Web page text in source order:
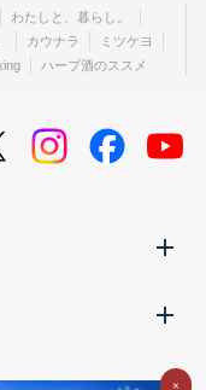
わたしと、暮らし。
カウナラ
ミツケヨ
ハーブ酒のススメ
×